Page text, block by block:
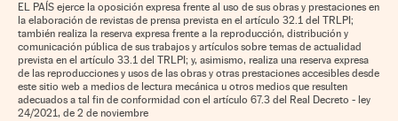
EL PAÍS ejerce la oposición expresa frente al uso de sus obras y prestaciones en
la elaboración de revistas de prensa prevista en el artículo 32.1 del TRLPI;
también realiza la reserva expresa frente a la reproducción, distribución y
comunicación pública de sus trabajos y artículos sobre temas de actualidad
prevista en el artículo 33.1 del TRLPI; y, asimismo, realiza una reserva expresa
de las reproducciones y usos de las obras y otras prestaciones accesibles desde
este sitio web a medios de lectura mecánica u otros medios que resulten
adecuados a tal fin de conformidad con el artículo 67.3 del Real Decreto - ley
24/2021, de 2 de noviembre